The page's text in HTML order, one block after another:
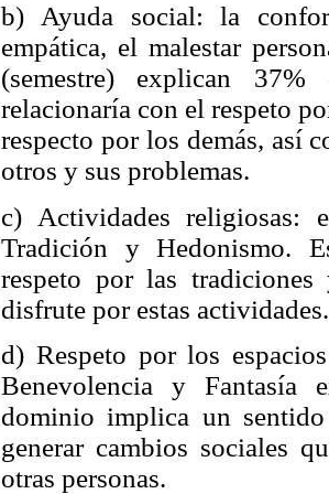
b) Ayuda social: la
empática, el malestar
(semestre) explican
relacionaría con el respeto
respecto por los demás, así
otros y sus problemas.
c) Actividades religiosas:
Tradición y Hedonismo.
respeto por las
disfrute por estas actividades.
d) Respeto por los
Benevolencia y Fantasía
dominio implica un
generar cambios sociales
otras personas.